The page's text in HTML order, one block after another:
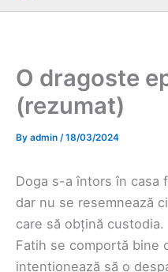
O dragoste
(rezumat)
By admin /18/03/2024
Doga s-a întors în casa
dar nu se resemnează
care să obțină custodia.
Fatih se comportă bine
intenționează să o